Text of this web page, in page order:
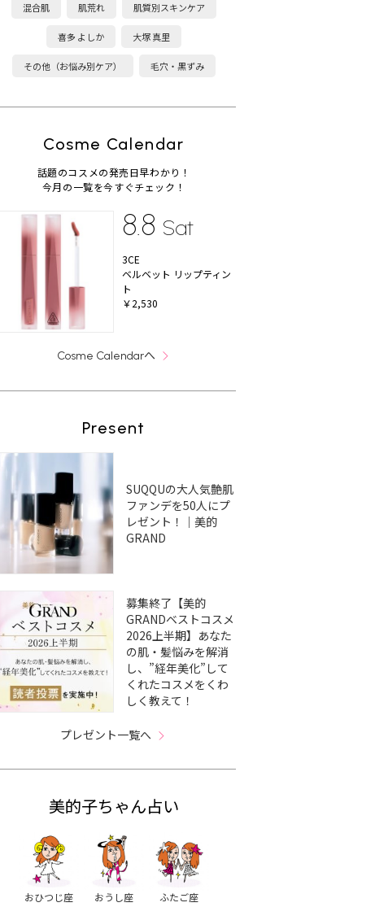
混合肌 肌荒れ 肌質別スキンケア
喜多 よしか 大塚 真里
その他（お悩み別ケア） 毛穴・黒ずみ
Cosme Calendar
話題のコスメの発売日早わかり！
今月の一覧を今すぐチェック！
8.8 Sat
3CE
ベルベット リップティン
ト
￥2,530
Cosme Calendarへ
Present
SUQQUの大人気艶肌
ファンデを50人にプ
レゼント！｜美的
GRAND
募集終了【美的
GRANDベストコスメ
2026上半期】あなた
の肌・髪悩みを解消
し、”経年美化”して
くれたコスメをくわ
しく教えて！
プレゼント一覧へ
美的子ちゃん占い
おひつじ座 おうし座 ふたご座